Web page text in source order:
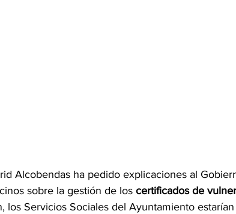
Alcobendas ha pedido explicaciones al
sobre la gestión de los certificados de
los Servicios Sociales del Ayuntamiento